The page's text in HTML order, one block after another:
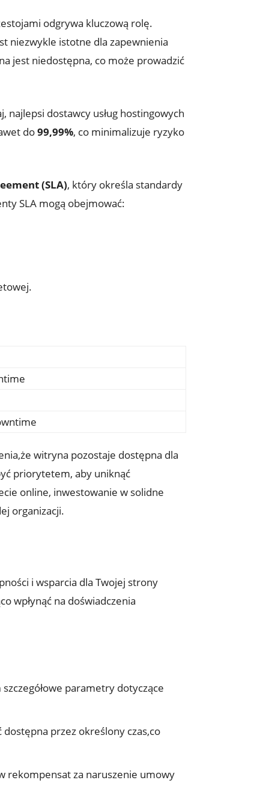
odgrywa ⁣kluczową rolę.⁢
niezwykle istotne ‌dla zapewnienia
jest⁤ niedostępna,⁢ co może prowadzić
najlepsi dostawcy usług hostingowych
do99,99%, co minimalizuje ryzyko
(SLA), który określa standardy
SLA mogą obejmować:
witryna pozostaje dostępna dla
priorytetem, aby uniknąć
online, inwestowanie w solidne
organizacji.
i wsparcia dla Twojej strony
wpłynąć ⁣na doświadczenia
parametry dotyczące
przez określony czas,co
rekompensat za naruszenie umowy